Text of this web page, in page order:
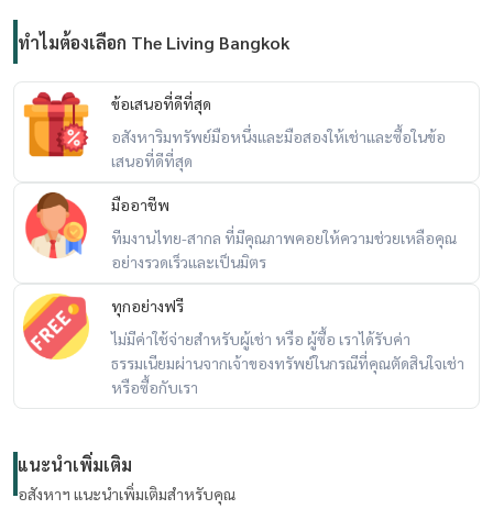
ทำไมต้องเลือก The Living Bangkok
ข้อเสนอที่ดีที่สุด
อสังหาริมทรัพย์มือหนึ่งและมือสองให้เช่าและซื้อในข้อ
เสนอที่ดีที่สุด
มืออาชีพ
ทีมงานไทย-สากล ที่มีคุณภาพคอยให้ความช่วยเหลือคุณ
อย่างรวดเร็วและเป็นมิตร
ทุกอย่างฟรี
ไม่มีค่าใช้จ่ายสำหรับผู้เช่า หรือ ผู้ซื้อ เราได้รับค่า
ธรรมเนียมผ่านจากเจ้าของทรัพย์ในกรณีที่คุณตัดสินใจเช่า
หรือซื้อกับเรา
แนะนำเพิ่มเติม
อสังหาฯ แนะนำเพิ่มเติมสำหรับคุณ